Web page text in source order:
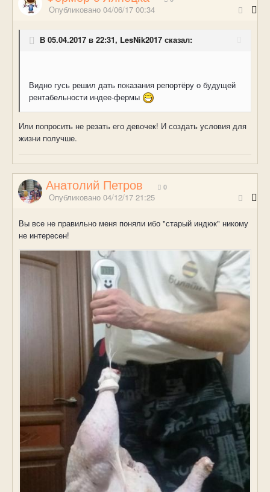
Опубликовано 04/06/17 00:34
В 05.04.2017 в 22:31, LesNik2017 сказал:
Видно гусь решил дать показания репортёру о будущей
рентабельности индее-фермы
Или попросить не резать его девочек! И создать условия для
жизни получше.
Анатолий Петров 0
Опубликовано 04/12/17 21:25
Вы все не правильно меня поняли ибо "старый индюк" никому
не интересен!